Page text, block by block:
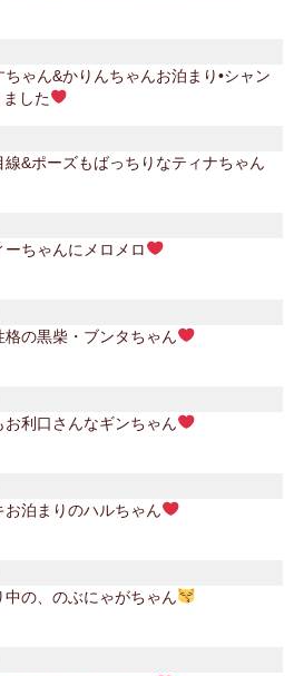
ちゃん&かりんちゃんお泊まり•シャン
した
線&ポーズもばっちりなティナちゃん
ーちゃんにメロメロ
格の黒柴・ブンタちゃん
お利口さんなギンちゃん
お泊まりのハルちゃん
中の、のぶにゃがちゃん